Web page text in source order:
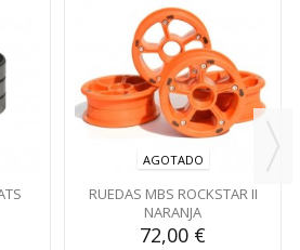
AGOTADO
RUEDAS MBS ROCKSTAR II
NARANJA
72,00 €